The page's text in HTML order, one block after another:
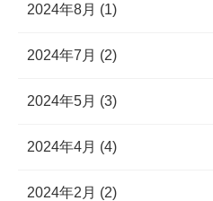
2024年8月 (1)
2024年7月 (2)
2024年5月 (3)
2024年4月 (4)
2024年2月 (2)